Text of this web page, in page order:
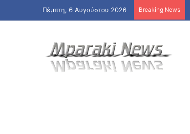
Πέμπτη, 6 Αυγούστου 2026 Breaking News